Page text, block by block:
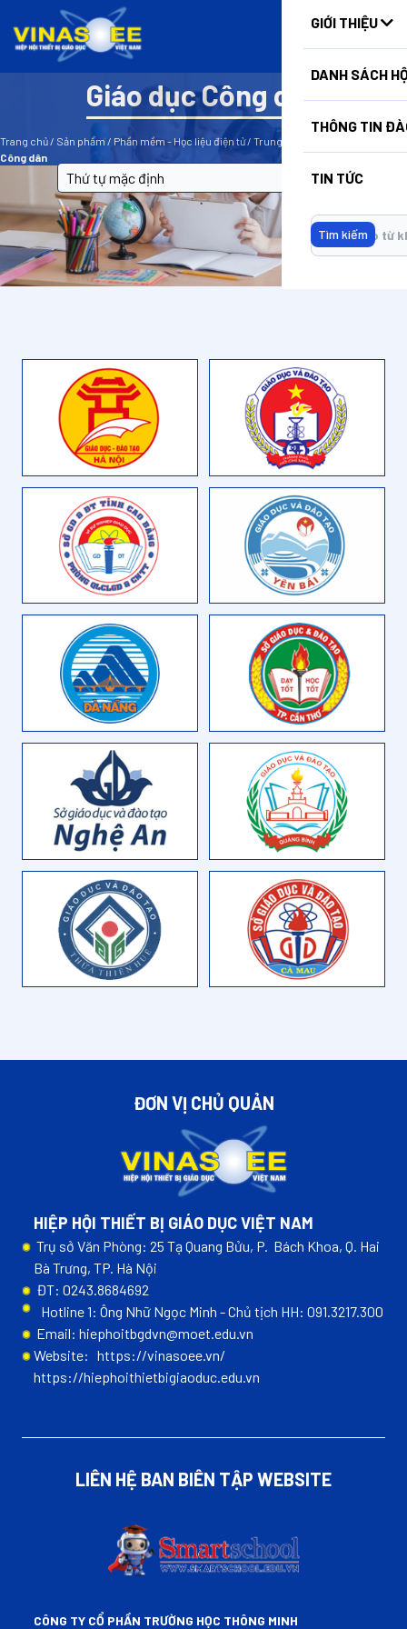
HUẤN
GIỚI THIỆU
DANH SÁCH
THÔNG TIN
TIN TỨC
Tìm kiếm
Giáo dục Công dân
Trang chủ/ Sản phẩm / Phần mềm - Học liệu điện tử/ Trung học Cơ sở
Công dân
BỘ LỌC
Không có dữ liệu
ĐƠN VỊ CHỦ QUẢN
HIỆP HỘI THIẾT BỊ GIÁO DỤC VIỆT NAM
Trụ sở Văn Phòng: 25 Tạ Quang Bửu, P. Bách Khoa, Q. Hai
Bà Trưng, TP. Hà Nội
ĐT: 0243.8684692
Hotline 1: Ông Nhữ Ngọc Minh - Chủ tịch HH: 091.3217.300
Email: hiephoitbgdvn@moet.edu.vn
Website: https://vinasoee.vn/
https://hiephoithietbigiaoduc.edu.vn
LIÊN HỆ BAN BIÊN TẬP WEBSITE
CÔNG TY CỔ PHẦN TRƯỜNG HỌC THÔNG MINH